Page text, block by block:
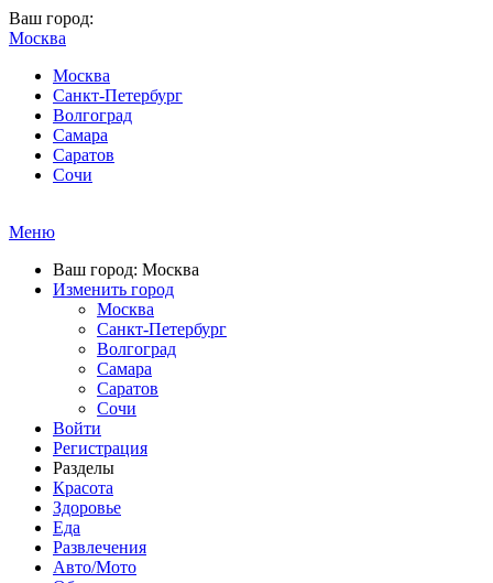
Ваш город:
Москва
Москва
Санкт-Петербург
Волгоград
Самара
Саратов
Сочи
Меню
Ваш город: Москва
Изменить город
Москва
Санкт-Петербург
Волгоград
Самара
Саратов
Сочи
Войти
Регистрация
Разделы
Красота
Здоровье
Еда
Развлечения
Авто/Мото